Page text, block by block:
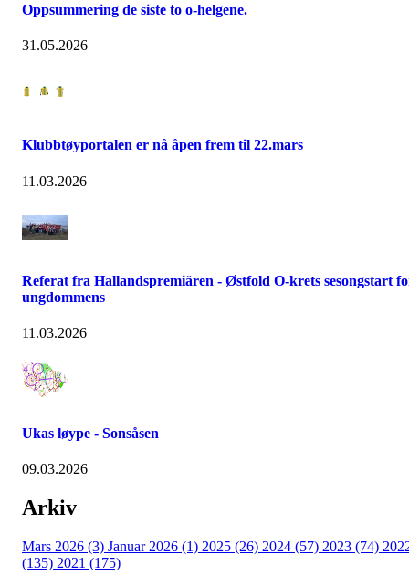
Oppsummering de siste to o-helgene.
31.05.2026
Klubbtøyportalen er nå åpen frem til 22.mars
11.03.2026
Referat fra Hallandspremiären - Østfold O-krets sesongstart
ungdommens
11.03.2026
Ukas løype - Sonsåsen
09.03.2026
Arkiv
Mars 2026 (3) Januar 2026 (1) 2025 (26) 2024 (57) 2023 (74)
(135) 2021 (175)